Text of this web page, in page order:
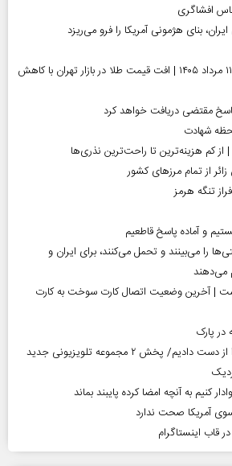
افشاگری
بنای هژمونی آمریکا را فرو می‌ریزد
قیمت طلا و سکه امروز ۱۱ مرداد ۱۴۰۵ | افت قیمت طلا در بازار تهران با کاهش
مقتضی دریافت خواهد کرد
شهادت
از کم هزینه‌ترین تا راحت‌ترین نذری‌ها
و آماده پاسخ قاطعیم
را می‌بینند و تحمل می‌کنند، برای ایران و
می‌دهند
پابرجاست | آخرین وضعیت اتصال کارت سوخت به کارت
هنرمند منحصر‌به‌فردی را از دست دادیم/ پخش ۲ مجموعه تلویزیونی جدید
کنیم به آنچه امضا کرده پایبند بماند
آمریکا صحت ندارد
قاب اینستاگرام